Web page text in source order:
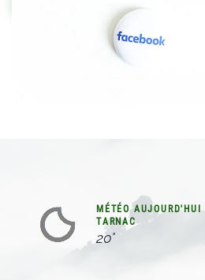
MÉTÉO AUJOURD'HUI
TARNAC
20°